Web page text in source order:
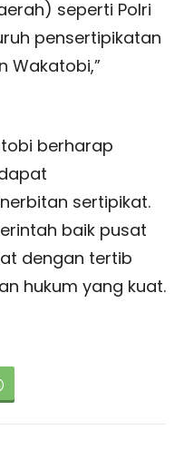
seperti Polri
pensertipikatan
Wakatobi,”
berharap
sertipikat.
baik pusat
dengan tertib
hukum yang kuat.